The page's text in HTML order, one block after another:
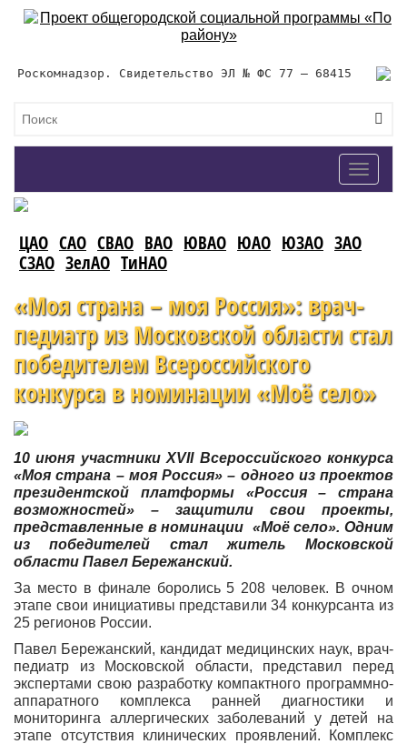
Роскомнадзор. Свидетельство ЭЛ № ФС 77 – 68415
Toggle
ЦАО САО СВАО ВАО ЮВАО ЮАО ЮЗАО ЗАО
СЗАО ЗелАО ТиНАО
«Моя страна – моя Россия»: врач-
педиатр из Московской области стал
победителем Всероссийского
конкурса в номинации «Моё село»
10 июня участникиXVII Всероссийского конкурса
«Моя страна – моя Россия» – одного из проектов
президентской платформы «Россия – страна
возможностей» – защитили свои проекты,
представленные в номинации «Моё село».Одним
из победителей стал житель Московской
области Павел Бережанский.
За место в финале боролись 5 208 человек. В очном
этапе свои инициативы представили 34 конкурсанта из
25 регионов России.
Павел Бережанский, кандидат медицинских наук, врач-
педиатр из Московской области, представил перед
экспертами свою разработку компактного программно-
аппаратного комплекса ранней диагностики и
мониторинга аллергических заболеваний у детей на
этапе отсутствия клинических проявлений. Комплекс